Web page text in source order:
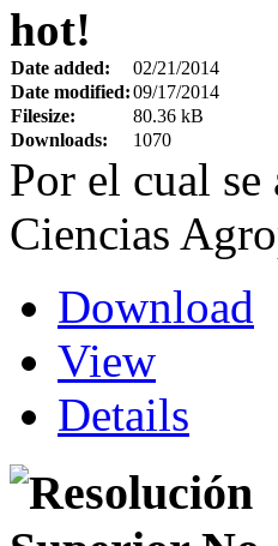
hot!
Date added:
02/21/2014
Date modified:09/17/2014
Filesize:
80.36 kB
Downloads:
1070
Por el cual
Ciencias
Download
View
Details